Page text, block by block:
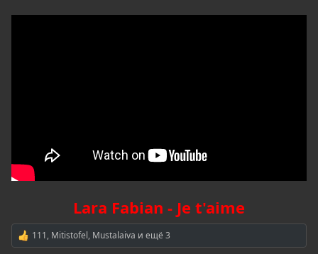
Lara Fabian - Je t'aime
Р
е
111, Mitistofel, Mustalaiva и ещё 3